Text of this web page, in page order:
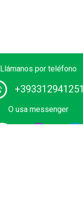
Llámanos por teléfono
+393312941251
O usa messenger